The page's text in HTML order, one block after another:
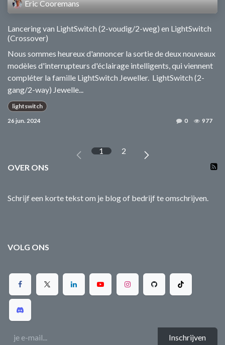
Eric Cooremans
Lancering van LightSwitch (2-voudig/2-weg) en LightSwitch
(Crossover)
Nous sommes heureux d'annoncer la sortie de deux nouveaux
modèles d'interrupteurs d'éclairage intelligents, qui viennent
compléter la famille LightSwitch Jeweller. ​ LightSwitch (2-
gang/2-way) Jewelle...
lightswitch
26 jun. 2024 0 977
1
2
OVER ONS
Schrijf een korte tekst om je blog of bedrijf te omschrijven.
VOLG ONS
Inschrijven